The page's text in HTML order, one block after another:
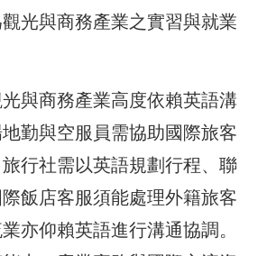
光與商務產業之實習與就業
與商務產業高度依賴英語溝
勤與空服員需協助國際旅客
行社需以英語規劃行程、聯
飯店客服須能處理外籍旅客
亦仰賴英語進行溝通協調。